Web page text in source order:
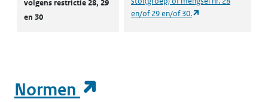
volgens restrictie 28, 29
en 30
en/of 29 en/of 30.
Normen